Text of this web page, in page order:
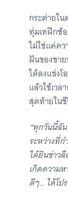
กระต่ายใน
ทุ่มเทฝึกซ้
ไม่ใช่แค่ค
ฝันของชา
ได้ลงแข่ง
แล้วใช้เว
สุดท้ายในชี
“ทุกวันนี้ฉั
ระหว่างที่
ได้ยินข่าว
เกิดความ
ดีๆ… ได้โป